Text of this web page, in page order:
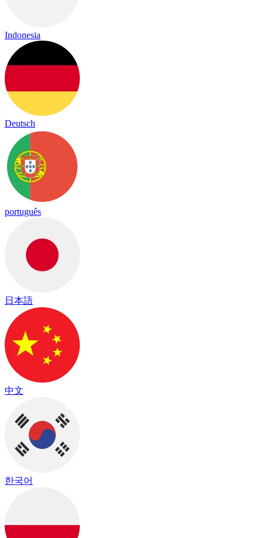
Indonesia
Deutsch
português
日本語
中文
한국어